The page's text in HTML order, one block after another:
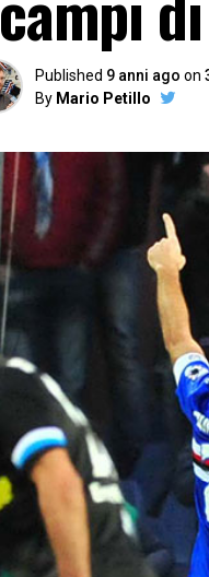
Published 9 anni ago on
By Mario Petillo